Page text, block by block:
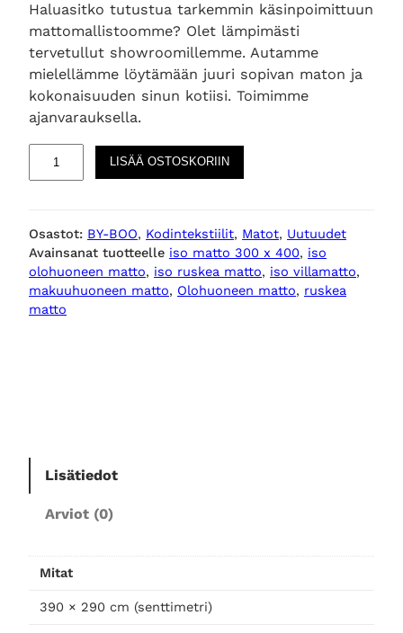
Haluasitko tutustua tarkemmin käsinpoimittuun
mattomallistoomme? Olet lämpimästi
tervetullut showroomillemme. Autamme
mielellämme löytämään juuri sopivan maton ja
kokonaisuuden sinun kotiisi. Toimimme
ajanvarauksella.
u
o
n
e
o
a
LISÄÄ OSTOSKORIIN
Osastot: BY-BOO, Kodintekstiilit, Matot, Uutuudet
Avainsanat tuotteelle iso matto 300 x 400, iso
olohuoneen matto, iso ruskea matto, iso villamatto
makuuhuoneen matto, Olohuoneen matto, ruskea
matto
Lisätiedot
Arviot (0)
Mitat
390 × 290 cm (senttimetri)